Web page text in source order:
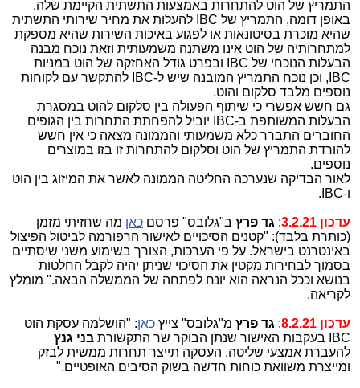
התמריץ של הוט להתחרות באמצעות התשתית הקיימת שלה.
באופן דומה, התמריץ של IBC להעלות את מחיר שירותי התשתית
שהיא מוכרת בסיטונאות או לפגוע באיכות השירות שהיא מספקת
למתחרותיה של הוט אינו משתנה משמעותית וזאת נוכח מבנה
הבעלות הנוכחי של IBC ובפרט גודל האחזקה של הוט במניות
IBC, וכן נוכח התמריץ המובנה שיש ל-IBC להתקשר עם לקוחות
נוספים מלבד סלקום והוט.
גם חשש אפשרי כי שיתוף הפעולה בין סלקום להוט במסגרת
הבעלות המשותפת ב-IBC יוביל להפחתת התחרות בין הגופים
החוברים התברר כלא משמעותי והממונה מצאה כי אין חשש
להורדת התמריץ של הוט וסלקום להתחרות זו בזו במוצרים
נוספים.
לאור הבדיקה שנערכה החליטה הממונה לאשר את המיזוג בין הוט
ו-IBC.
עדכון 3.2.21 : גד פרץ ב"גלובס" פרסם כאן מה שחזיתי מזמן
(כותרת בלבד): "קטנים הסיכויים לאישור הרפורמה לביטול הפיצול
באינטרנט בישראל. על פי הערכות, הצורך בשימוע משני שיסתיים
בסמוך לבחירות מקטין את הסיכוי שניתן יהיה לקבל החלטות
בנושא וככל הנראה הוא יונח לפתחה של הממשלה הבאה." מומלץ
לקריאה.
עדכון 8.2.21 : גד פרץ מ"גלובס" צייץ כאן: "הושלמה עסקת הוט
IBC בעקבות האישור שנתן הבוקר שר התקשורת
בני גנץ
להעברת אמצעי שליטה. העסקה תייצר תחרות ממשית לבזק
ומייצרת משוואת כוחות חדשה בשוק הסיבים האופטיים."